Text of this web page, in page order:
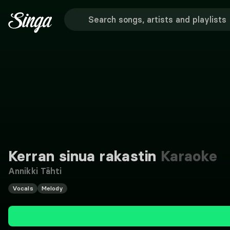
Kerran sinua rakastin Karaoke
Annikki Tähti
Vocals Melody